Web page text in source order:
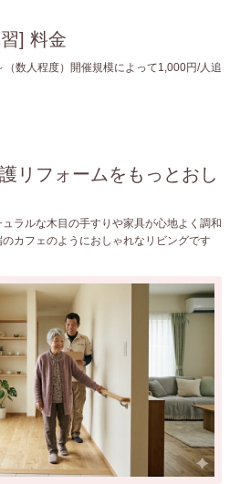
] 料金
数人程度）開催規模によって1,000円/人追
リフォームをもっとおし
ラルな木目の手すりや家具が心地よく調和
カフェのようにおしゃれなリビングです